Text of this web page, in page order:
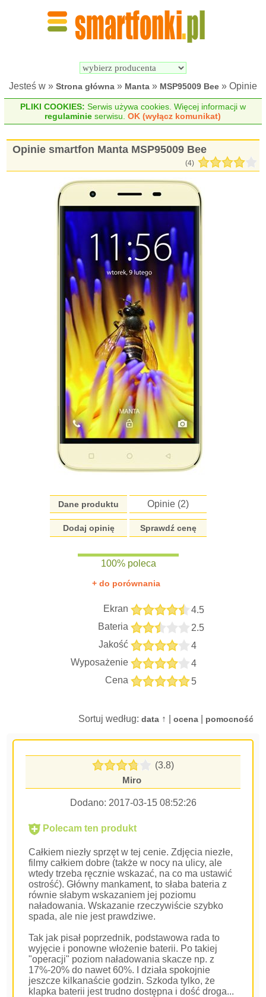
Jesteś w » Strona główna » Manta » MSP95009 Bee » Opinie
PLIKI COOKIES: Serwis używa cookies. Więcej informacji w
regulaminie serwisu.OK (wyłącz komunikat)
Opinie smartfon Manta MSP95009 Bee
(4)
Dane produktu Opinie (2)
Dodaj opinię Sprawdź cenę
100% poleca
+ do porównania
Ekran
4.5
Bateria
2.5
Jakość
4
Wyposażenie
4
Cena
5
Sortuj według: data↑ | ocena| pomocność
(3.8)
Miro
Dodano: 2017-03-15 08:52:26
Polecam ten produkt
Całkiem niezły sprzęt w tej cenie. Zdjęcia niezłe,
filmy całkiem dobre (także w nocy na ulicy, ale
wtedy trzeba ręcznie wskazać, na co ma ustawić
ostrość). Główny mankament, to słaba bateria z
równie słabym wskazaniem jej poziomu
naładowania. Wskazanie rzeczywiście szybko
spada, ale nie jest prawdziwe.
Tak jak pisał poprzednik, podstawowa rada to
wyjęcie i ponowne włożenie baterii. Po takiej
"operacji" poziom naładowania skacze np. z
17%-20% do nawet 60%. I działa spokojnie
jeszcze kilkanaście godzin. Szkoda tylko, że
klapka baterii jest trudno dostępna i dość droga...